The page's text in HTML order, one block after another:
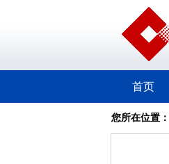
首页
您所在位置：